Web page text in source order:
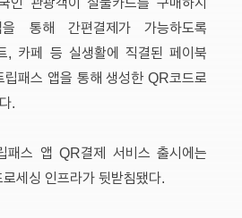
통해 간편결제가 가능하도록
, 카페 등 실생활에 직결된 페이북
패스 앱을 통해 생성한 QR코드로
.
패스 앱 QR결제 서비스 출시에는
세싱 인프라가 뒷받침됐다.